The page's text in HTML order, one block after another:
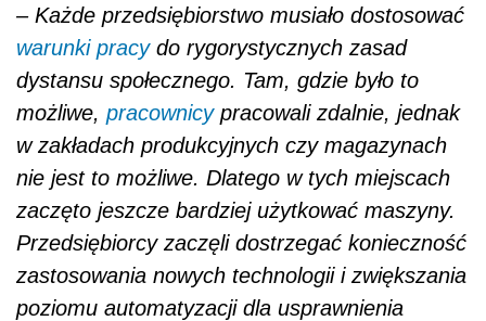
– Każde przedsiębiorstwo musiało dostosować
warunki pracydo rygorystycznych zasad
dystansu społecznego. Tam, gdzie było to
możliwe, pracownicypracowali zdalnie, jednak
w zakładach produkcyjnych czy magazynach
nie jest to możliwe. Dlatego w tych miejscach
zaczęto jeszcze bardziej użytkować maszyny.
Przedsiębiorcy zaczęli dostrzegać konieczność
zastosowania nowych technologii i zwiększania
poziomu automatyzacji dla usprawnienia